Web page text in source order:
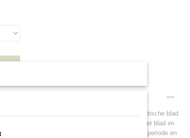
Zachtgele schermbloemen kronen het fijne, aromatische blad
in de keuken en heeft de smaak van anijs. Het blad en
vaak het eerst jaar al, afhankelijk van de zaaiperiode en